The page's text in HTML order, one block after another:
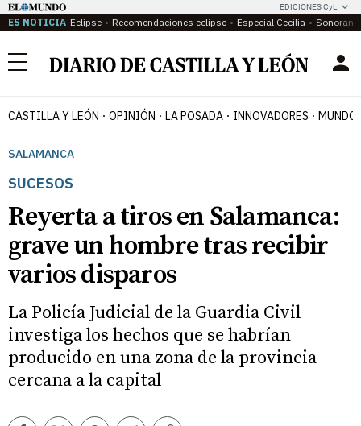
EDICIONES CyL
ES NOTICIA Eclipse Recomendaciones eclipse Especial Cecilia
Menú
CASTILLA Y LEÓN OPINIÓN LA POSADA INNOVADORES MUNDO
SALAMANCA
SUCESOS
Reyerta a tiros en Salamanca:
grave un hombre tras recibir
varios disparos
La Policía Judicial de la Guardia Civil
investiga los hechos que se habrían
producido en una zona de la provincia
cercana a la capital